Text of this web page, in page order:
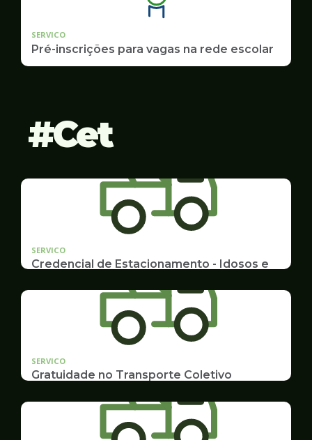
SERVICO
Pré-inscrições para vagas na rede escolar
Cet
SERVICO
Credencial de Estacionamento - Idosos e
Cadastramento e Renovação
SERVICO
Gratuidade no Transporte Coletivo
Estudantes